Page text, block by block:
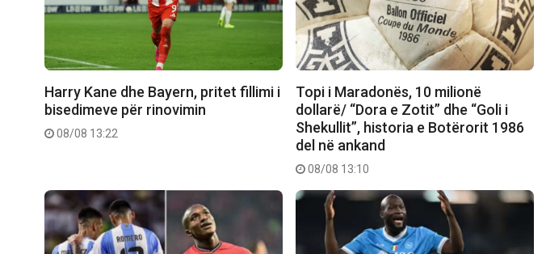
Harry Kane dhe Bayern, pritet fillimi i
bisedimeve për rinovimin
08/08 13:22
Topi i Maradonës, 10 milionë
dollarë/ “Dora e Zotit” dhe “Goli i
Shekullit”, historia e Botërorit 1986
del në ankand
08/08 13:10